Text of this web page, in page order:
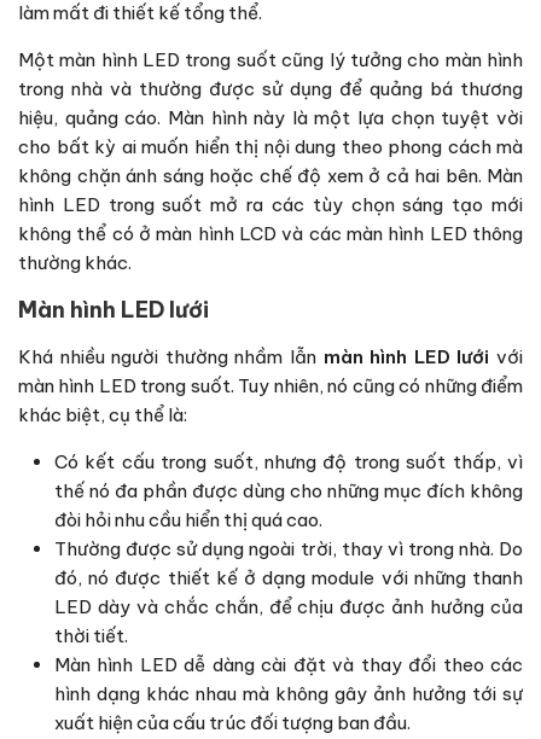
làm mất đi thiết kế tổng thể.
Một màn hình LED trong suốt cũng lý tưởng cho màn hình
trong nhà và thường được sử dụng để quảng bá thương
hiệu, quảng cáo. Màn hình này là một lựa chọn tuyệt vời
cho bất kỳ ai muốn hiển thị nội dung theo phong cách mà
không chặn ánh sáng hoặc chế độ xem ở cả hai bên. Màn
hình LED trong suốt mở ra các tùy chọn sáng tạo mới
không thể có ở màn hình LCD và các màn hình LED thông
thường khác.
Màn hình LED lưới
Khá nhiều người thường nhầm lẫn màn hình LED lưới với
màn hình LED trong suốt. Tuy nhiên, nó cũng có những điểm
khác biệt, cụ thể là:
Có kết cấu trong suốt, nhưng độ trong suốt thấp, vì
thế nó đa phần được dùng cho những mục đích không
đòi hỏi nhu cầu hiển thị quá cao.
Thường được sử dụng ngoài trời, thay vì trong nhà. Do
đó, nó được thiết kế ở dạng module với những thanh
LED dày và chắc chắn, để chịu được ảnh hưởng của
thời tiết.
Màn hình LED dễ dàng cài đặt và thay đổi theo các
hình dạng khác nhau mà không gây ảnh hưởng tới sự
xuất hiện của cấu trúc đối tượng ban đầu.